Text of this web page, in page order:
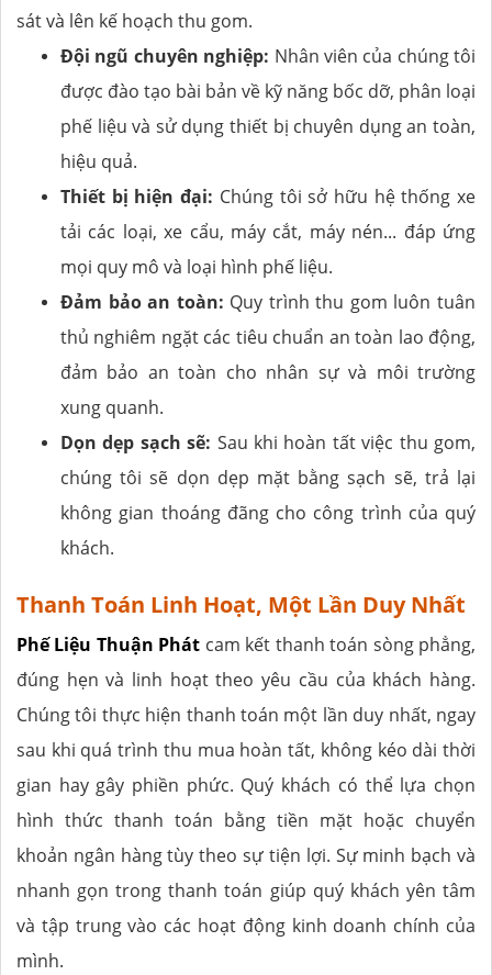
sát và lên kế hoạch thu gom.
Đội ngũ chuyên nghiệp: Nhân viên của chúng tôi
được đào tạo bài bản về kỹ năng bốc dỡ, phân loại
phế liệu và sử dụng thiết bị chuyên dụng an toàn,
hiệu quả.
Thiết bị hiện đại: Chúng tôi sở hữu hệ thống xe
tải các loại, xe cẩu, máy cắt, máy nén... đáp ứng
mọi quy mô và loại hình phế liệu.
Đảm bảo an toàn: Quy trình thu gom luôn tuân
thủ nghiêm ngặt các tiêu chuẩn an toàn lao động,
đảm bảo an toàn cho nhân sự và môi trường
xung quanh.
Dọn dẹp sạch sẽ: Sau khi hoàn tất việc thu gom,
chúng tôi sẽ dọn dẹp mặt bằng sạch sẽ, trả lại
không gian thoáng đãng cho công trình của quý
khách.
Thanh Toán Linh Hoạt, Một Lần Duy Nhất
Phế Liệu Thuận Phát cam kết thanh toán sòng phẳng,
đúng hẹn và linh hoạt theo yêu cầu của khách hàng.
Chúng tôi thực hiện thanh toán một lần duy nhất, ngay
sau khi quá trình thu mua hoàn tất, không kéo dài thời
gian hay gây phiền phức. Quý khách có thể lựa chọn
hình thức thanh toán bằng tiền mặt hoặc chuyển
khoản ngân hàng tùy theo sự tiện lợi. Sự minh bạch và
nhanh gọn trong thanh toán giúp quý khách yên tâm
và tập trung vào các hoạt động kinh doanh chính của
mình.